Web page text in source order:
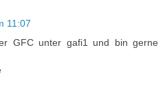
11:07
GFC unter gafi1 und bin gerne